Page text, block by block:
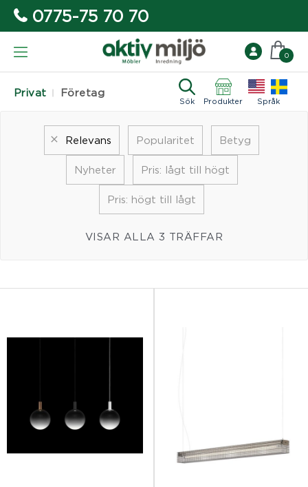
0775-75 70 70
Privat Företag
Sök Produkter Språk
0
Relevans Popularitet Betyg
Nyheter Pris: lågt till högt
Pris: högt till lågt
VISAR ALLA 3 TRÄFFAR